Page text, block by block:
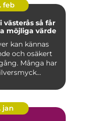
feb
så får
möjliga värde
kan kännas
och osäkert
Många har
jan